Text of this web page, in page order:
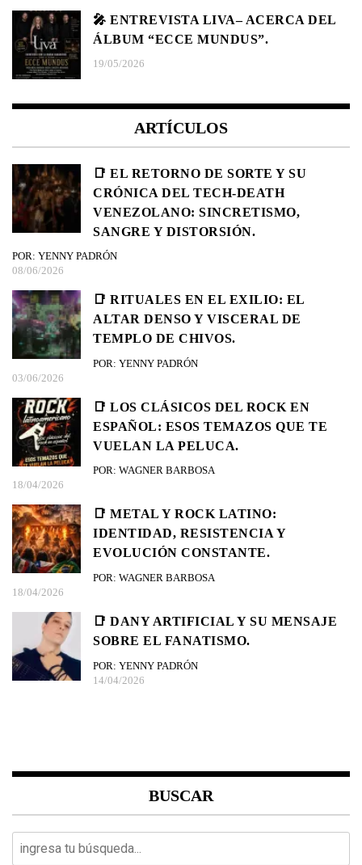
🎤 ENTREVISTA LIVA– ACERCA DEL
ÁLBUM “ECCE MUNDUS”.
19/05/2026
ARTÍCULOS
📑 EL RETORNO DE SORTE Y SU
CRÓNICA DEL TECH-DEATH
VENEZOLANO: SINCRETISMO,
SANGRE Y DISTORSIÓN.
POR: YENNY PADRÓN
08/06/2026
📑 RITUALES EN EL EXILIO: EL
ALTAR DENSO Y VISCERAL DE
TEMPLO DE CHIVOS.
POR: YENNY PADRÓN
03/06/2026
📑 LOS CLÁSICOS DEL ROCK EN
ESPAÑOL: ESOS TEMAZOS QUE TE
VUELAN LA PELUCA.
POR: WAGNER BARBOSA
18/04/2026
📑 METAL Y ROCK LATINO:
IDENTIDAD, RESISTENCIA Y
EVOLUCIÓN CONSTANTE.
POR: WAGNER BARBOSA
18/04/2026
📑 DANY ARTIFICIAL Y SU MENSAJE
SOBRE EL FANATISMO.
POR: YENNY PADRÓN
14/04/2026
BUSCAR
for: